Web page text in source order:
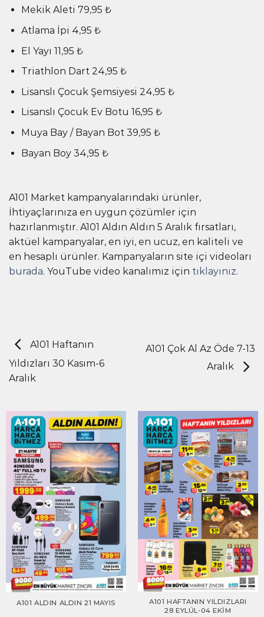
Mekik Aleti 79,95 ₺
Atlama İpi 4,95 ₺
El Yayı 11,95 ₺
Triathlon Dart 24,95 ₺
Lisanslı Çocuk Şemsiyesi 24,95 ₺
Lisanslı Çocuk Ev Botu 16,95 ₺
Muya Bay / Bayan Bot 39,95 ₺
Bayan Boy 34,95 ₺
A101 Market kampanyalarındaki ürünler,
İhtiyaçlarınıza en uygun çözümler için
hazırlanmıştır. A101 Aldın Aldın 5 Aralık fırsatları,
aktüel kampanyalar, en iyi, en ucuz, en kaliteli ve
en hesaplı ürünler. Kampanyaların site içi videoları
burada. YouTube video kanalımız için tıklayınız.
A101 Haftanın
Yıldızları 30 Kasım-6
Aralık
A101 Çok Al Az Öde 7-13
Aralık
A101 ALDIN ALDIN 21 MAYIS
A101 HAFTANIN YILDIZLARI
28 EYLÜL-04 EKIM